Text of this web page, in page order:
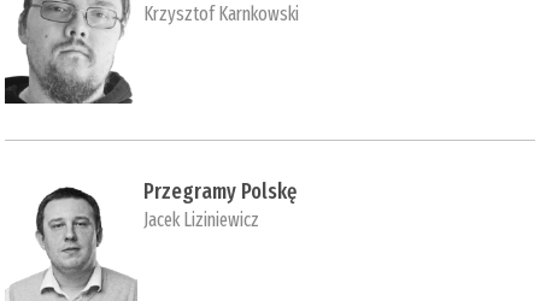
Krzysztof Karnkowski
Przegramy Polskę
Jacek Liziniewicz